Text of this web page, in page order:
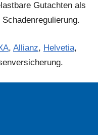
Gutachten als
, Allianz, Helvetia,